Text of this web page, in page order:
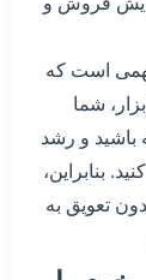
است که
شما
باشید و رشد
بنابراین،
تعویق به